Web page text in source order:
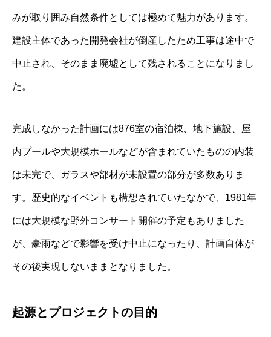
みが取り囲み自然条件としては極めて魅力があります。
建設主体であった開発会社が倒産したため工事は途中で
中止され、そのまま廃墟として残されることになりまし
た。
完成しなかった計画には876室の宿泊棟、地下施設、屋
内プールや大規模ホールなどが含まれていたものの内装
は未完で、ガラスや部材が未設置の部分が多数ありま
す。歴史的なイベントも構想されていたなかで、1981年
には大規模な野外コンサート開催の予定もありました
が、豪雨などで影響を受け中止になったり、計画自体が
その後実現しないままとなりました。
起源とプロジェクトの目的